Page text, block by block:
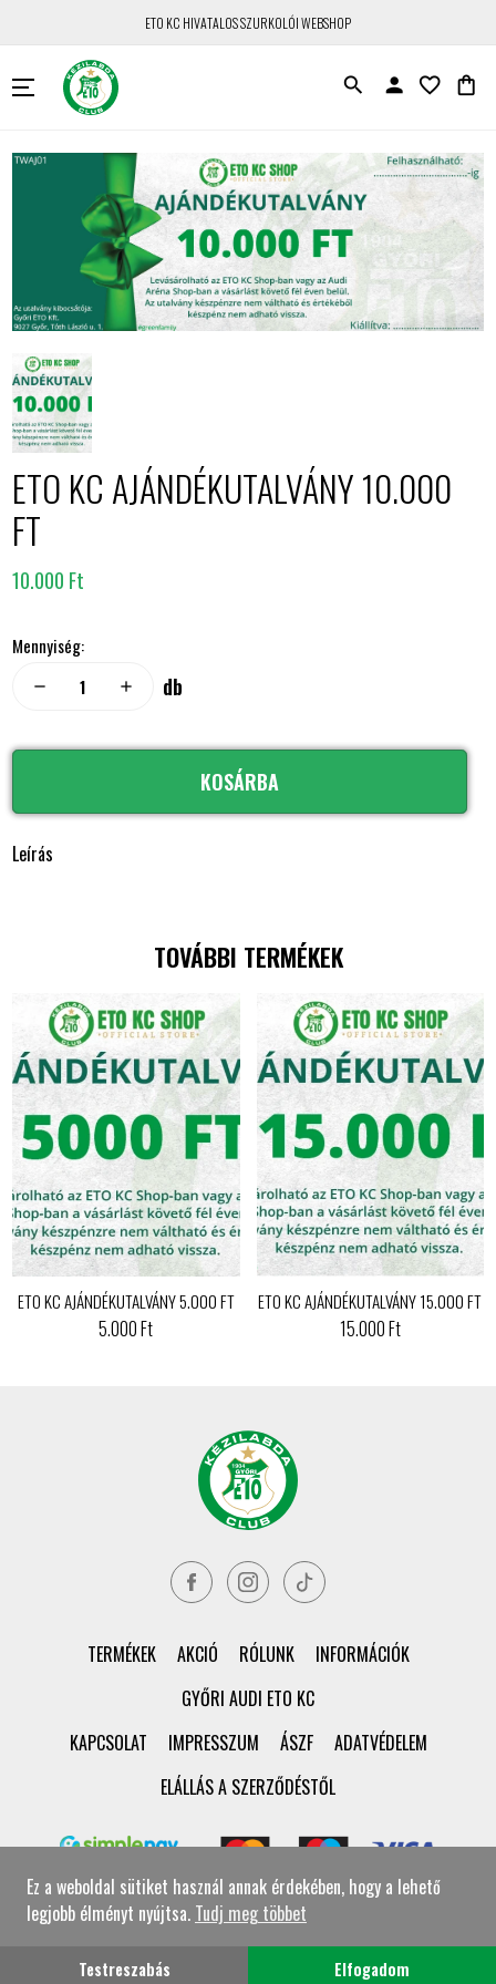
ETO KC HIVATALOS SZURKOLÓI WEBSHOP
search person favorite_border shopping_bag
ETO KC AJÁNDÉKUTALVÁNY 10.000
FT
10.000 Ft
Mennyiség:
remove add db
KOSÁRBA
Leírás
TOVÁBBI TERMÉKEK
ETO KC AJÁNDÉKUTALVÁNY 5.000 FT
5.000 Ft
ETO KC AJÁNDÉKUTALVÁNY 15.000 FT
15.000 Ft
TERMÉKEK AKCIÓ RÓLUNK
INFORMÁCIÓK
GYŐRI AUDI ETO KC
KAPCSOLAT
IMPRESSZUM ÁSZF
ADATVÉDELEM
ELÁLLÁS A SZERZŐDÉSTŐL
© Győri ETO KC Shop Minden jog fenntartva!
Ez a weboldal sütiket használ annak érdekében, hogy a lehető
legjobb élményt nyújtsa. Tudj meg többet
Testreszabás Elfogadom